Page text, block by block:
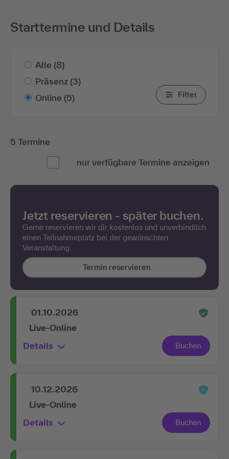
Starttermine und Details
Alle (8)
Präsenz (3)
Online (5) Filter
5 Termine
nur verfügbare Termine anzeigen
Jetzt reservieren - später buchen.
Gerne reservieren wir dir kostenlos und unverbindlich
einen Teilnahmeplatz bei der gewünschten
Veranstaltung.
Termin reservieren
01.10.2026
Live-Online
Details
10.12.2026
Live-Online
Details